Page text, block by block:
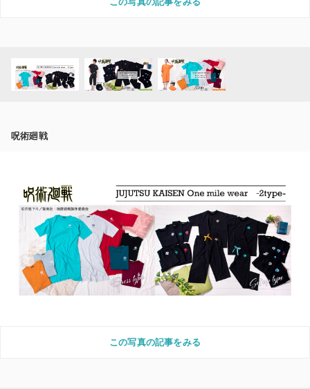
呪術廻戦
この写真の記事をみる